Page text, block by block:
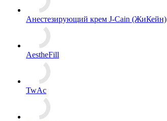
Анестезирующий крем J-Cain (ЖиКейн)
AestheFill
TwAc